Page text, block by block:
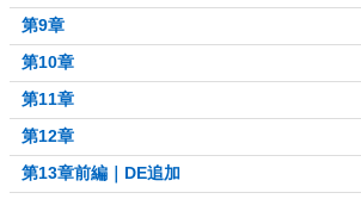
第9章
第10章
第11章
第12章
第13章前編｜DE追加